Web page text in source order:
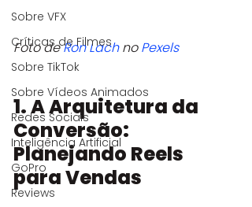
Sobre VFX
Críticas de Filmes
Sobre TikTok
Sobre Vídeos Animados
Redes Sociais
Inteligência Artificial
GoPro
Reviews
Foto de Ron Lach no Pexels
1. A Arquitetura da
Conversão:
Planejando Reels
para Vendas